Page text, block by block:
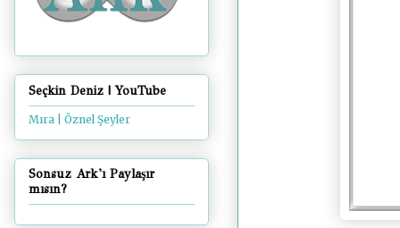
Seçkin Deniz | YouTube
Mıra | Öznel Şeyler
Sonsuz Ark'ı Paylaşır
mısın?